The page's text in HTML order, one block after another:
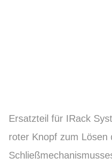
Ersatzteil für IRack
roter Knopf zum Lösen